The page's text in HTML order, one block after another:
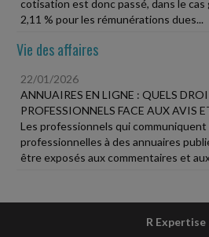
cotisation est donc passé, dans le cas
2,11 % pour les rémunérations dues...
Vie des affaires
22/01/2026
ANNUAIRES EN LIGNE : QUELS
PROFESSIONNELS FACE AUX AVIS
Les professionnels qui
professionnelles à des annuaires
être exposés aux commentaires et
R Expertise